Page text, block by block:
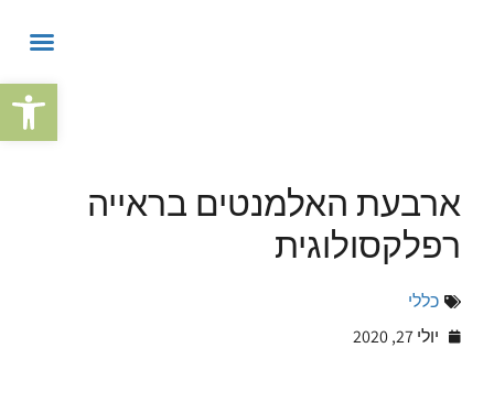
ארבעת האלמנטים בראייה
רפלקסולוגית
כללי
יולי 27, 2020